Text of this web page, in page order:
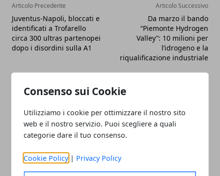
Consenso sui Cookie
Utilizziamo i cookie per ottimizzare il nostro sito
web e il nostro servizio. Puoi scegliere a quali
categorie dare il tuo consenso.
Cookie Policy | Privacy Policy
Articolo Precedente
Juventus-Napoli, bloccati e
identificati a Trofarello
circa 300 ultras partenopei
dopo i disordini sulla A1
Articolo Successivo
Da marzo il bando
“Piemonte Hydrogen
Valley”: 10 milioni per
l’idrogeno e la
riqualificazione industriale